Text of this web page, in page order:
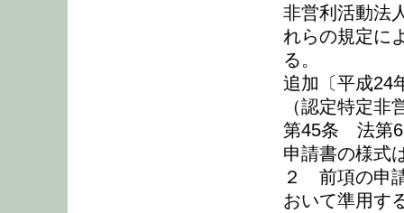
非営利活動法
れらの規定に
る。
追加〔平成24
（認定特定
第45条 法第
申請書の様式
２ 前項の申
おいて準用す